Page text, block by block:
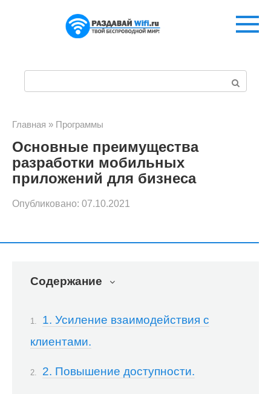
с
к
Главная » Программы
Основные преимущества
разработки мобильных
приложений для бизнеса
Опубликовано: 07.10.2021
Содержание
1. Усиление взаимодействия с
клиентами.
2. Повышение доступности.